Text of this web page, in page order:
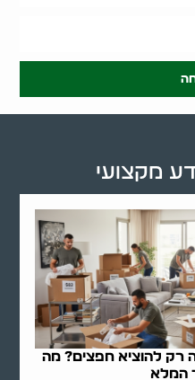
רק להוציא חפצים? מה
המלא
מקצועי